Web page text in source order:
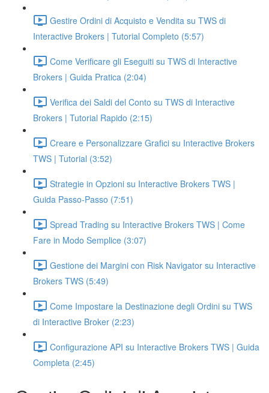
Gestire Ordini di Acquisto e Vendita su TWS di
Interactive Brokers | Tutorial Completo (5:57)
Come Verificare gli Eseguiti su TWS di Interactive
Brokers | Guida Pratica (2:04)
Verifica dei Saldi del Conto su TWS di Interactive
Brokers | Tutorial Rapido (2:15)
Creare e Personalizzare Grafici su Interactive Brokers
TWS | Tutorial (3:52)
Strategie in Opzioni su Interactive Brokers TWS |
Guida Passo-Passo (7:51)
Spread Trading su Interactive Brokers TWS | Come
Fare in Modo Semplice (3:07)
Gestione dei Margini con Risk Navigator su Interactive
Brokers TWS (5:49)
Come Impostare la Destinazione degli Ordini su TWS
di Interactive Broker (2:23)
Configurazione API su Interactive Brokers TWS | Guida
Completa (2:45)